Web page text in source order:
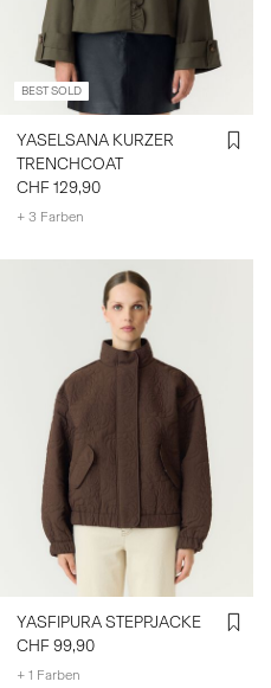
BEST SOLD
YASELSANA KURZER
TRENCHCOAT
CHF 129,90
+ 3 Farben
YASFIPURA STEPPJACKE
CHF 99,90
+ 1 Farben